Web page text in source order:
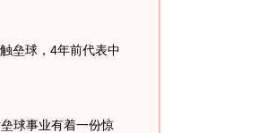
垒球，4年前代表中
球事业有着一份惊